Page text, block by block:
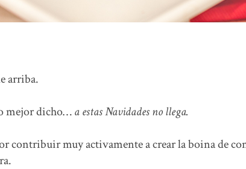
arriba.
mejor dicho…a estas Navidades no llega.
contribuir muy activamente a crear la boina de